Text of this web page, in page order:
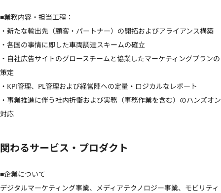
■業務内容・担当工程：
・新たな輸出先（顧客・パートナー）の開拓およびアライアンス構築
・各国の事情に即した車両調達スキームの確立
・自社広告サイトのグロースチームと協業したマーケティングプランの
策定
・KPI管理、PL管理および経営陣への定量・ロジカルなレポート
・事業推進に伴う社内折衝および実務（事務作業を含む）のハンズオン
対応
関わるサービス・プロダクト
■企業について
デジタルマーケティング事業、メディアテクノロジー事業、モビリティ